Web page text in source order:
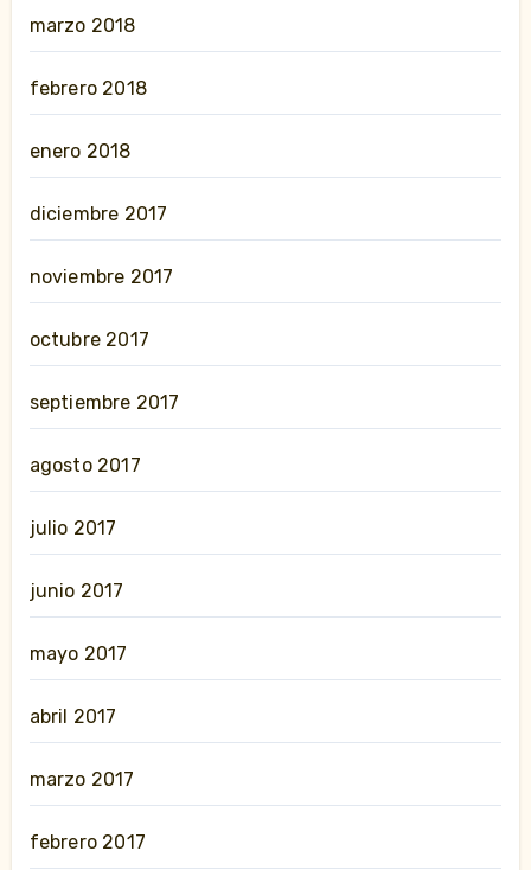
marzo 2018
febrero 2018
enero 2018
diciembre 2017
noviembre 2017
octubre 2017
septiembre 2017
agosto 2017
julio 2017
junio 2017
mayo 2017
abril 2017
marzo 2017
febrero 2017